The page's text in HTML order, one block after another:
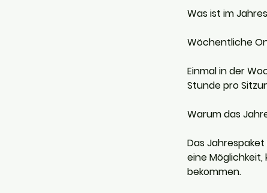
Was ist im
Wöchentliche
Einmal in der
Stunde pro
Warum das
Das
eine
bekommen.